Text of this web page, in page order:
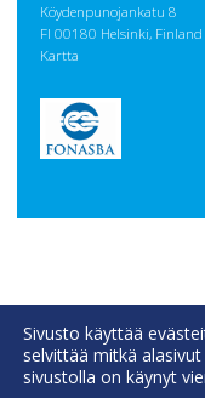
Köydenpunojankatu 8
FI 00180 Helsinki, Finland
Kartta
Sivusto käyttää
selvittää mitkä
sivustolla on käynyt